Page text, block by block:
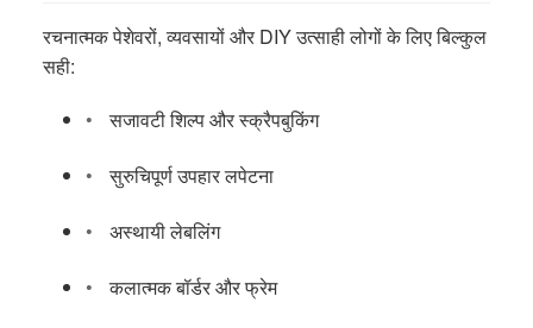
रचनात्मक पेशेवरों, व्यवसायों और DIY उत्साही लोगों के लिए बिल्कुल
सही:
सजावटी शिल्प और स्क्रैपबुकिंग
सुरुचिपूर्ण उपहार लपेटना
अस्थायी लेबलिंग
कलात्मक बॉर्डर और फ्रेम